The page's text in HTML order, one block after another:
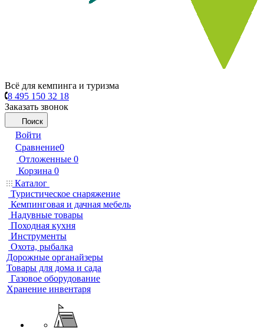
Всё для кемпинга и туризма
8 495 150 32 18
Заказать звонок
Поиск
Войти
Сравнение0
Отложенные 0
Корзина 0
Каталог
Туристическое снаряжение
Кемпинговая и дачная мебель
Надувные товары
Походная кухня
Инструменты
Охота, рыбалка
Дорожные органайзеры
Товары для дома и сада
Газовое оборудование
Хранение инвентаря